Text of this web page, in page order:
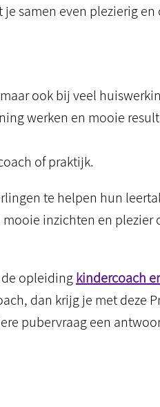
samen even plezierig
ook bij veel
werken en mooie
of praktijk.
te helpen hun
inzichten en plezier
opleidingkindercoach
dan krijg je met deze
pubervraag een